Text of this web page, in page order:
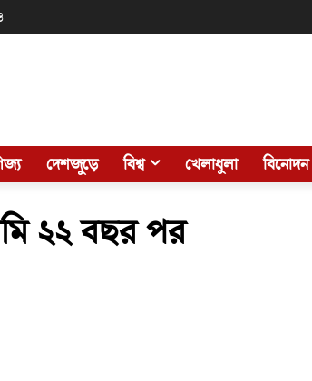
দেশজুড়ে বিশ্ব খেলাধুলা বিনোদন
২২ বছর পর